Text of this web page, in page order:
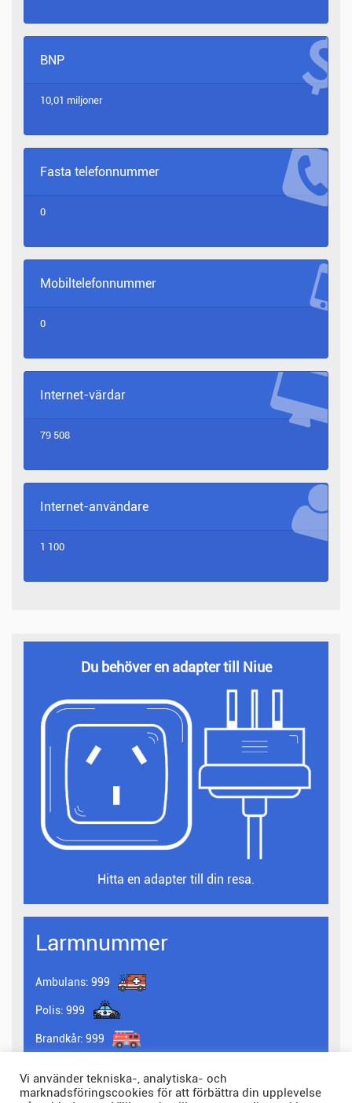
BNP
10,01 miljoner
Fasta telefonnummer
0
Mobiltelefonnummer
0
Internet-värdar
79 508
Internet-användare
1 100
Du behöver en adapter till Niue
Hitta en adapter till din resa.
Larmnummer
Ambulans: 999
Polis: 999
Brandkår: 999
Fler larmnummer i niue
Vi använder tekniska-, analytiska- och
marknadsföringscookies för att förbättra din upplevelse